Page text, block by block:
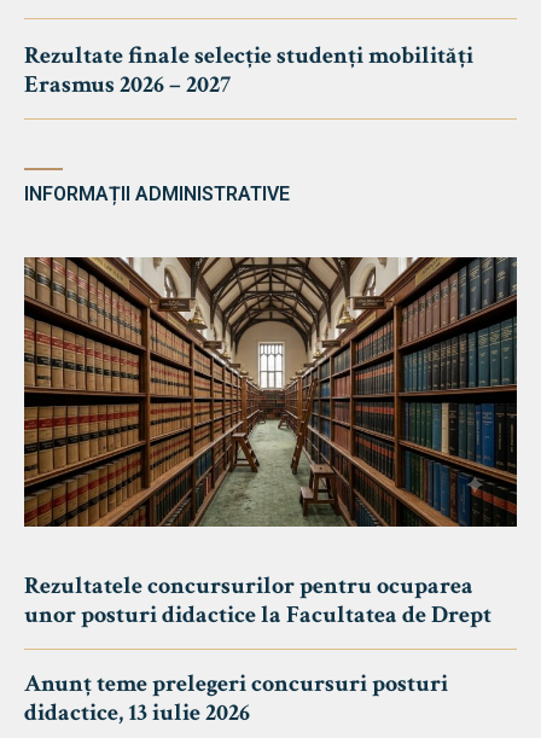
Rezultate finale selecție studenți mobilități
Erasmus 2026 – 2027
INFORMAȚII ADMINISTRATIVE
Rezultatele concursurilor pentru ocuparea
unor posturi didactice la Facultatea de Drept
Anunț teme prelegeri concursuri posturi
didactice, 13 iulie 2026